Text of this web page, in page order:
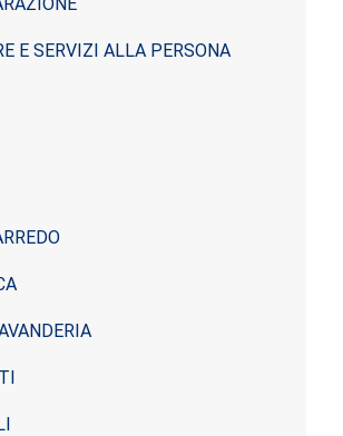
E SERVIZI ALLA PERSONA